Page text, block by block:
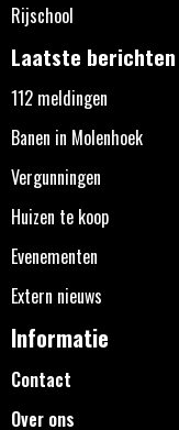
Rijschool
Laatste berichten
112 meldingen
Banen in Molenhoek
Vergunningen
Huizen te koop
Evenementen
Extern nieuws
Informatie
Contact
Over ons